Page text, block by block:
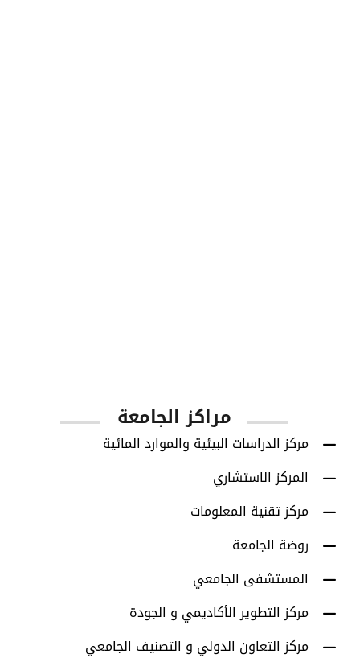
مراكز الجامعة
مركز الدراسات البيئية والموارد المائية
المركز الاستشاري
مركز تقنية المعلومات
روضة الجامعة
المستشفى الجامعي
مركز التطوير الأكاديمي و الجودة
مركز التعاون الدولي و التصنيف الجامعي